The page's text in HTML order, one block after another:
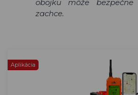
obojku môže
zachce.
Aplikácia